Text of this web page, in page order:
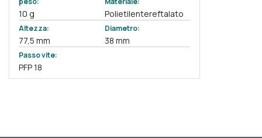
10 g Polietilentereftalato
Altezza:
77,5 mm
Diametro:
38 mm
Passo vite:
PFP 18